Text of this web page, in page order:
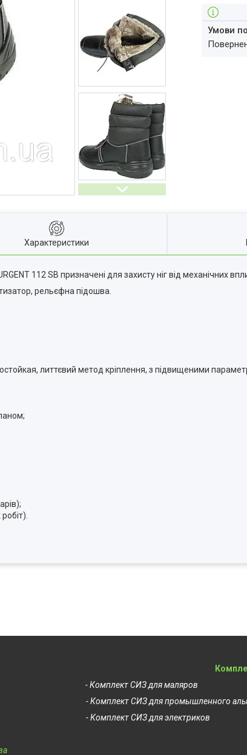
Характеристики
112 SB призначені для захисту ніг від механічних
рельєфна підошва.
литтєвий метод кріплення, з підвищеними
- Комплект СИЗ для маляров
- Комплект СИЗ для промышленного
- Комплект СИЗ для электриков